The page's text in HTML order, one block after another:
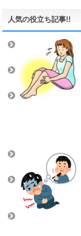
人気の役立ち記事!!